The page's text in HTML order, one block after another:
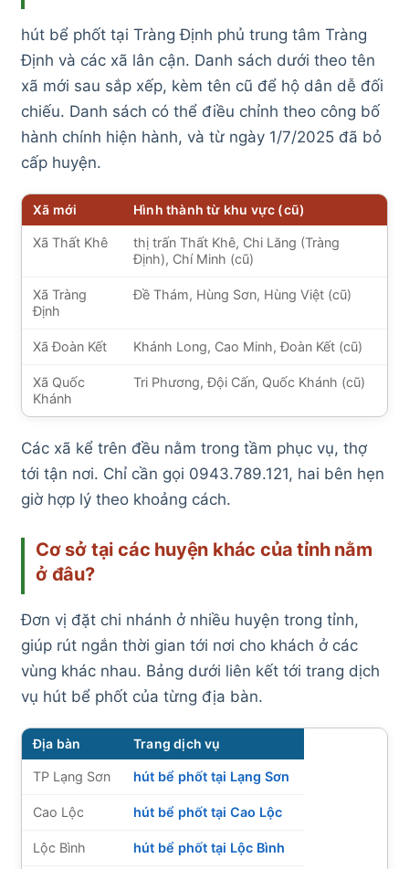
hút bể phốt tại Tràng Định phủ trung tâm Tràng
Định và các xã lân cận. Danh sách dưới theo tên
xã mới sau sắp xếp, kèm tên cũ để hộ dân dễ đối
chiếu. Danh sách có thể điều chỉnh theo công bố
hành chính hiện hành, và từ ngày 1/7/2025 đã bỏ
cấp huyện.
Xã mới Hình thành từ khu vực (cũ)
Xã Thất Khê
thị trấn Thất Khê, Chi Lăng (Tràng
Định), Chí Minh (cũ)
Xã Tràng
Định
Đề Thám, Hùng Sơn, Hùng Việt (cũ)
Xã Đoàn Kết Khánh Long, Cao Minh, Đoàn Kết (cũ)
Xã Quốc
Khánh
Tri Phương, Đội Cấn, Quốc Khánh (cũ)
Các xã kể trên đều nằm trong tầm phục vụ, thợ
tới tận nơi. Chỉ cần gọi 0943.789.121, hai bên hẹn
giờ hợp lý theo khoảng cách.
Cơ sở tại các huyện khác của tỉnh nằm
ở đâu?
Đơn vị đặt chi nhánh ở nhiều huyện trong tỉnh,
giúp rút ngắn thời gian tới nơi cho khách ở các
vùng khác nhau. Bảng dưới liên kết tới trang dịch
vụ hút bể phốt của từng địa bàn.
Địa bàn Trang dịch vụ
TP Lạng Sơn hút bể phốt tại Lạng Sơn
Cao Lộc hút bể phốt tại Cao Lộc
Lộc Bình hút bể phốt tại Lộc Bình